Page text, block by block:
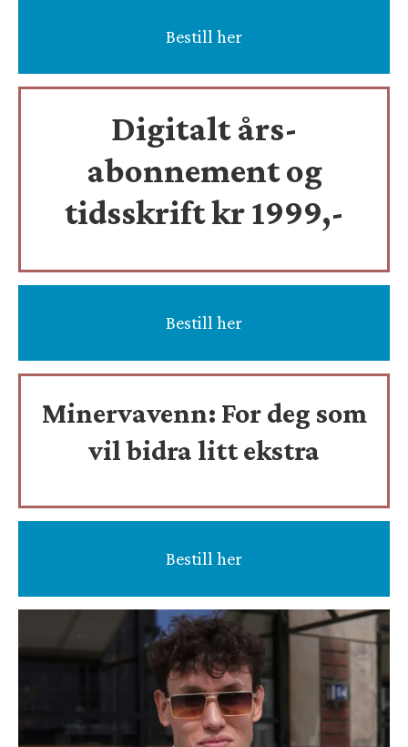
Bestill her
Digitalt års-
abonnement og
tidsskriftkr 1999,-
Bestill her
Minervavenn: For deg som
vil bidra litt ekstra
Bestill her